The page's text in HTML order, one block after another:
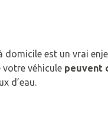
domicile est un vrai
votre véhicule peuvent
d’eau.